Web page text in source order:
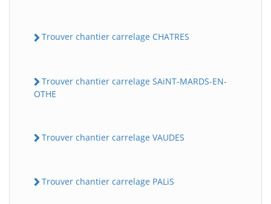
Trouver chantier carrelage CHATRES
Trouver chantier carrelage SAiNT-MARDS-EN-
OTHE
Trouver chantier carrelage VAUDES
Trouver chantier carrelage PALiS